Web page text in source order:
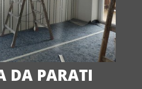
DA PARATI